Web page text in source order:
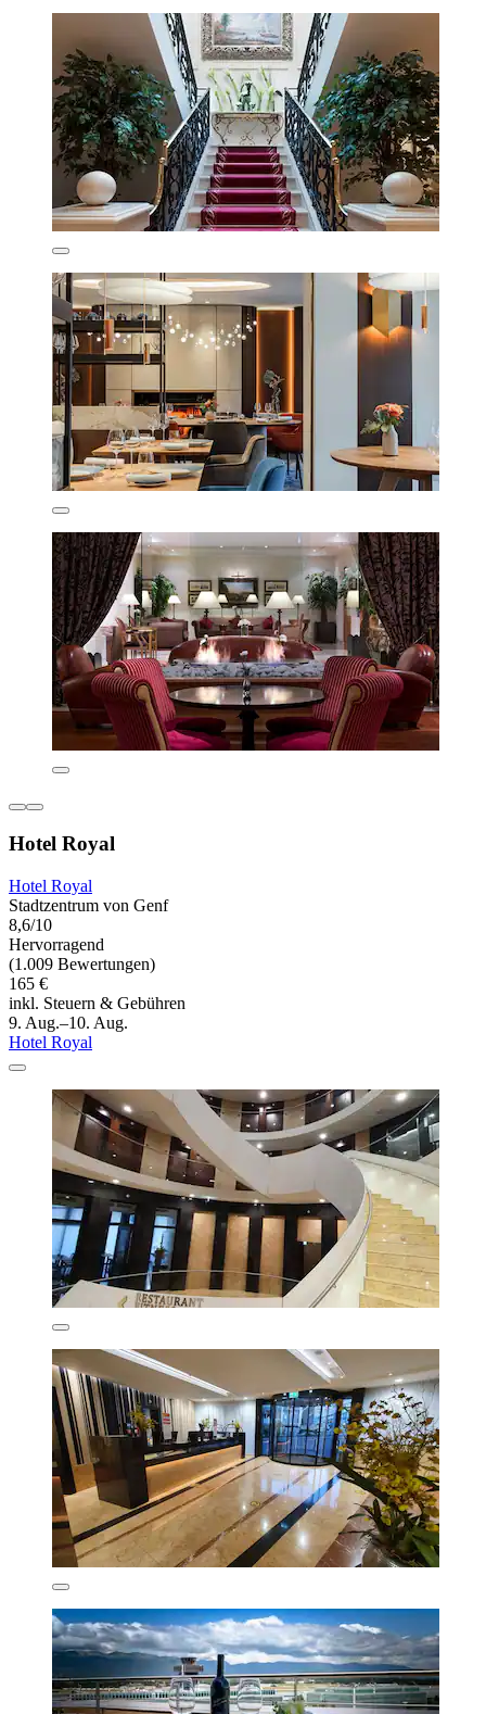
Hotel Royal
Hotel Royal
Stadtzentrum von Genf
8,6/10
Hervorragend
(1.009 Bewertungen)
165 €
inkl. Steuern & Gebühren
9. Aug.–10. Aug.
Hotel Royal